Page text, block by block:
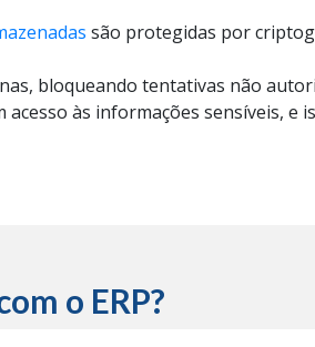
são protegidas por
bloqueando tentativas não
às informações sensíveis, e
o ERP?